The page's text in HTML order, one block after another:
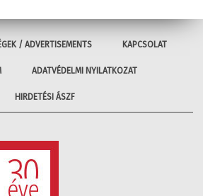
/ ADVERTISEMENTS KAPCSOLAT
ADATVÉDELMI NYILATKOZAT
HIRDETÉSI ÁSZF